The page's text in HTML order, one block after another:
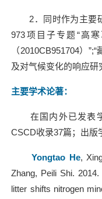
2．同时作为主要研
973项目子专题“高
（2010CB951704）
及对气候变化的响应研
主要学术论著：
在国内外已发表学
CSCD收录37篇；出版
Yongtao He,
Zhang, Peili Shi.
litter shifts nitrogen